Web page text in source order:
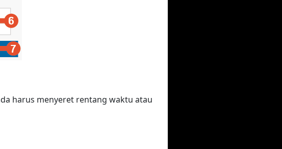
harus menyeret rentang waktu atau